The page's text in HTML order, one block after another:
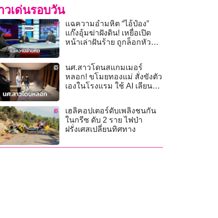
วเด่นรอบวัน
แฉความอำมหิต “ไอ้ป๋อง”
แก๊งอุ้มฆ่าฝังดิน! เหยื่อเปิด
หน้าเล่าฝันร้าย ถูกล็อกหัว
นศ.สาวโดนสแกมเมอร์
หลอก! ขโมยทองแม่ สั่งขังตัว
เองในโรงแรม ใช้ AI เลียน
เฮลิคอปเตอร์ดับเพลิงชนกัน
ในกรีซ ดับ 2 ราย ไฟป่า
ฝรั่งเศสเปลี่ยนทิศทาง